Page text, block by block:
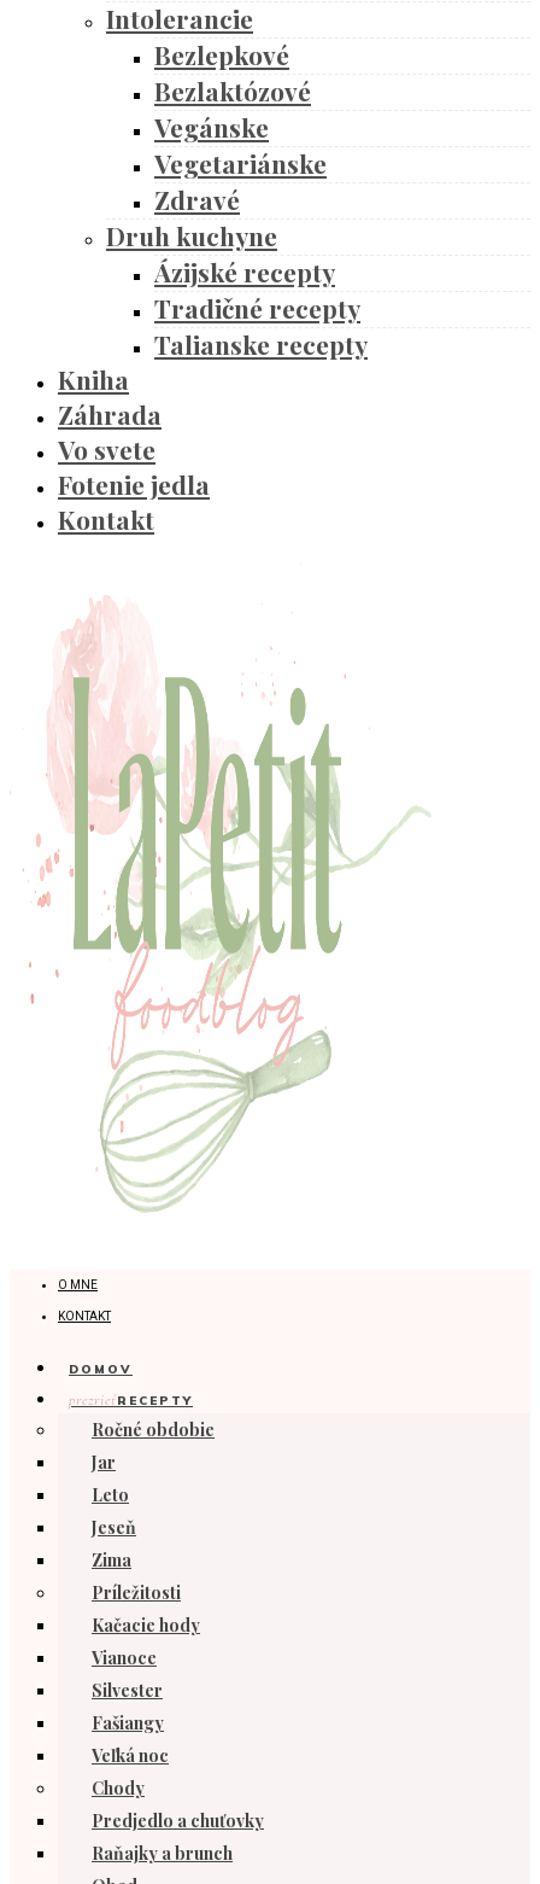
Intolerancie
Bezlepkové
Bezlaktózové
Vegánske
Vegetariánske
Zdravé
Druh kuchyne
Ázijské recepty
Tradičné recepty
Talianske recepty
Kniha
Záhrada
Vo svete
Fotenie jedla
Kontakt
O MNE
KONTAKT
DOMOV
prezrieťRECEPTY
Ročné obdobie
Jar
Leto
Jeseň
Zima
Príležitosti
Kačacie hody
Vianoce
Silvester
Fašiangy
Veľká noc
Chody
Predjedlo a chuťovky
Raňajky a brunch